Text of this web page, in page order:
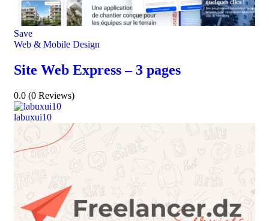
Save
Web & Mobile Design
Site Web Express – 3 pages
0.0 (0 Reviews)
labuxui10